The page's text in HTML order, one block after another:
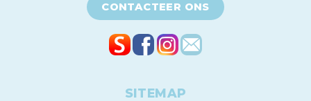
CONTACTEER ONS
SITEMAP